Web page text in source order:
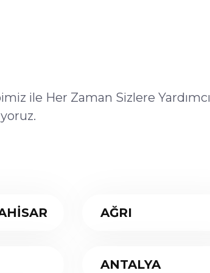
ile Her Zaman Sizlere Yardımcı
AĞRI
ANTALYA